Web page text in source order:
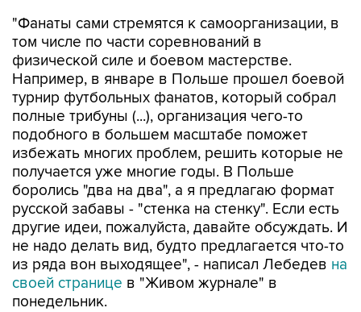
"Фанаты сами стремятся к самоорганизации, в
том числе по части соревнований в
физической силе и боевом мастерстве.
Например, в январе в Польше прошел боевой
турнир футбольных фанатов, который собрал
полные трибуны (...), организация чего-то
подобного в большем масштабе поможет
избежать многих проблем, решить которые не
получается уже многие годы. В Польше
боролись "два на два", а я предлагаю формат
русской забавы - "стенка на стенку". Если есть
другие идеи, пожалуйста, давайте обсуждать. И
не надо делать вид, будто предлагается что-то
из ряда вон выходящее", - написал Лебедев на
своей странице в "Живом журнале" в
понедельник.